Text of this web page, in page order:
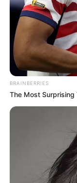
BUZZ DAY
Guatemala Dental
GUATEMALA DENTAL
BRAINBERRIES
The Most Surprising